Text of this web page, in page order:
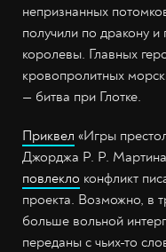
непризнанных
получили по дракону
королевы. Главных
кровопролитных
— битва при Глотке.
Приквел «Игры
Джорджа Р. Р. Мартина
повлекло конфликт
проекта. Возможно, в
больше вольной
переданы с чьих-то